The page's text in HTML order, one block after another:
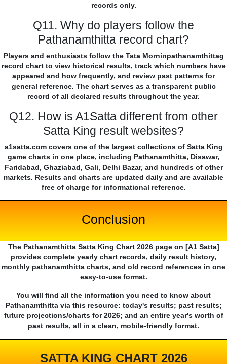
records only.
Q11. Why do players follow the
Pathanamthitta record chart?
Players and enthusiasts follow the Tata Morninpathanamthittag
record chart to view historical results, track which numbers have
appeared and how frequently, and review past patterns for
general reference. The chart serves as a transparent public
record of all declared results throughout the year.
Q12. How is A1Satta different from other
Satta King result websites?
a1satta.com covers one of the largest collections of Satta King
game charts in one place, including Pathanamthitta, Disawar,
Faridabad, Ghaziabad, Gali, Delhi Bazar, and hundreds of other
markets. Results and charts are updated daily and are available
free of charge for informational reference.
Conclusion
The Pathanamthitta Satta King Chart 2026 page on [A1 Satta]
provides complete yearly chart records, daily result history,
monthly pathanamthitta charts, and old record references in one
easy-to-use format.
You will find all the information you need to know about
Pathanamthitta via this resource: today's results; past results;
future projections/charts for 2026; and an entire year's worth of
past results, all in a clean, mobile-friendly format.
SATTA KING CHART 2026